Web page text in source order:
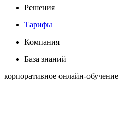
Решения
Тарифы
Компания
База знаний
корпоративное онлайн-обучение